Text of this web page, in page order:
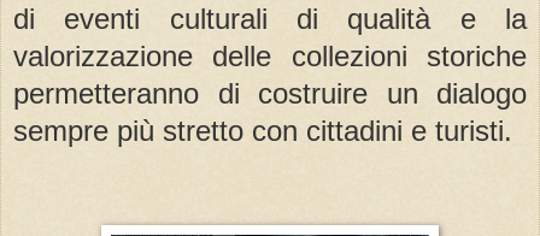
di eventi culturali di qualità e la
valorizzazione delle collezioni storiche
permetteranno di costruire un dialogo
sempre più stretto con cittadini e turisti.